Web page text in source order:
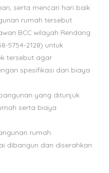
serta mencari hari baik
rumah tersebut.
BCC wilayah Rendang
5754-2128) untuk
tersebut agar
spesifikasi dan biaya
yang ditunjuk
serta biaya
rumah
dibangun dan diserahkan